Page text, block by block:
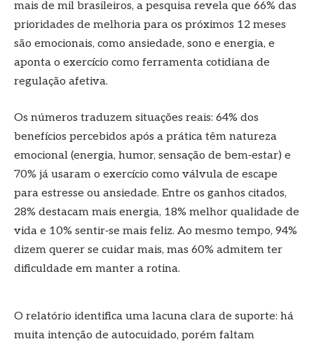
mais de mil brasileiros, a pesquisa revela que 66% das
prioridades de melhoria para os próximos 12 meses
são emocionais, como ansiedade, sono e energia, e
aponta o exercício como ferramenta cotidiana de
regulação afetiva.
Os números traduzem situações reais: 64% dos
benefícios percebidos após a prática têm natureza
emocional (energia, humor, sensação de bem‑estar) e
70% já usaram o exercício como válvula de escape
para estresse ou ansiedade. Entre os ganhos citados,
28% destacam mais energia, 18% melhor qualidade de
vida e 10% sentir‑se mais feliz. Ao mesmo tempo, 94%
dizem querer se cuidar mais, mas 60% admitem ter
dificuldade em manter a rotina.
O relatório identifica uma lacuna clara de suporte: há
muita intenção de autocuidado, porém faltam